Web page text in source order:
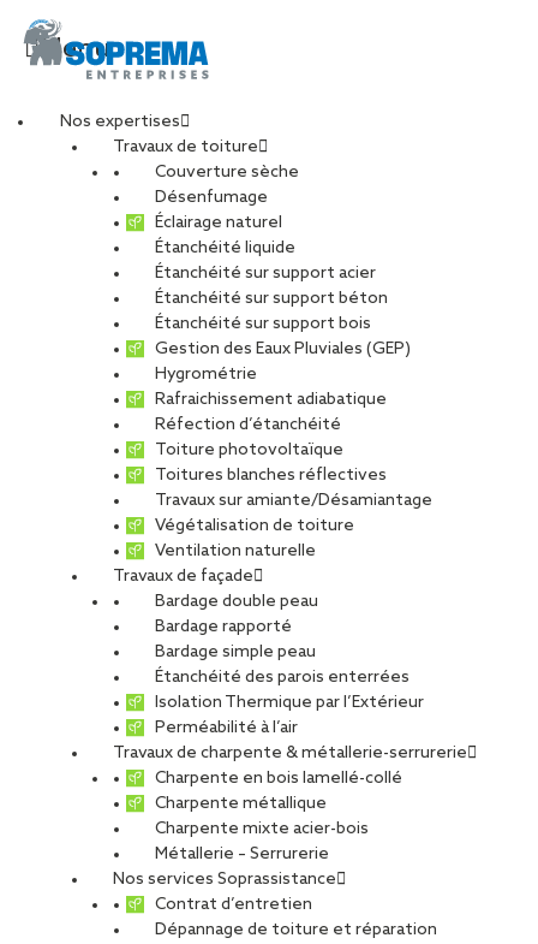
Menu
Nos expertises
Travaux de toiture
Couverture sèche
Désenfumage
Éclairage naturel
Étanchéité liquide
Étanchéité sur support acier
Étanchéité sur support béton
Étanchéité sur support bois
Gestion des Eaux Pluviales (GEP)
Hygrométrie
Rafraichissement adiabatique
Réfection d’étanchéité
Toiture photovoltaïque
Toitures blanches réflectives
Travaux sur amiante/Désamiantage
Végétalisation de toiture
Ventilation naturelle
Travaux de façade
Bardage double peau
Bardage rapporté
Bardage simple peau
Étanchéité des parois enterrées
Isolation Thermique par l’Extérieur
Perméabilité à l’air
Travaux de charpente & métallerie-serrurerie
Charpente en bois lamellé-collé
Charpente métallique
Charpente mixte acier-bois
Métallerie – Serrurerie
Nos services Soprassistance
Contrat d’entretien
Dépannage de toiture et réparation
coeur3
PARTAGER